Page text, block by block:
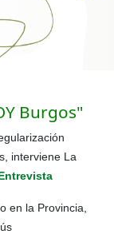
Burgos"
interviene La
en la Provincia,